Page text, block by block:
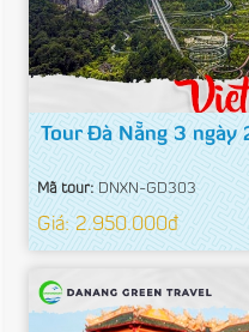
Tour Đà Nẵng 3 ngày
Mã tour:DNXN-GD303
Giá: 2.950.000đ